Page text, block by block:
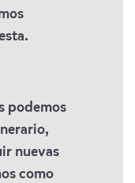
podemos
nuevas
como